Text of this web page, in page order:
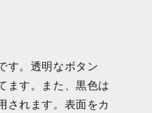
す。透明なボタン
ます。また、黒色は
されます。表面をカ